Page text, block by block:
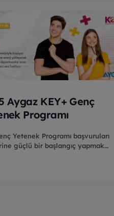
Aygaz KEY+ Genç
Programı
Yetenek Programı başvuruları
güçlü bir başlangıç yapmak